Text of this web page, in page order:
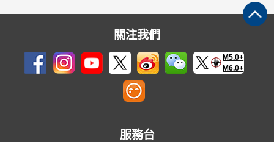
關注我們
M5.0+
M6.0+
服務台